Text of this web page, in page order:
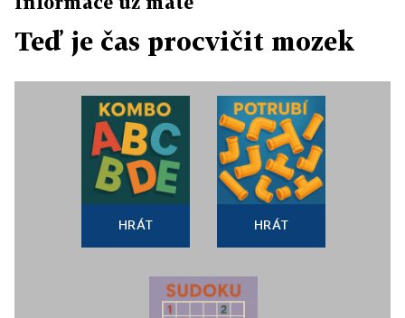
Teď je čas procvičit mozek
HRÁT HRÁT